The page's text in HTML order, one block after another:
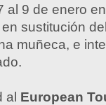
al 9 de enero
sustitución
muñeca, e
al European